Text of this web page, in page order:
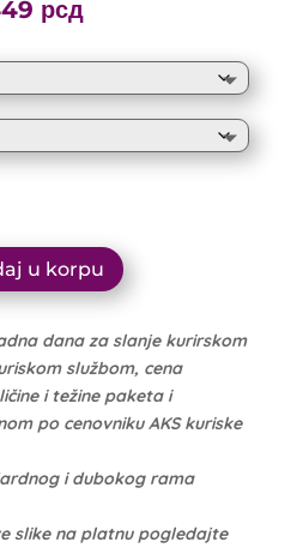
range:
through
10.999 рсд
рсд
1.140 рсд
through
10.449 рсд
u korpu
dana za slanje kurirskom
službom, cena
i težine paketa i
po cenovniku AKS kuriske
i dubokog rama
slike na platnu pogledajte